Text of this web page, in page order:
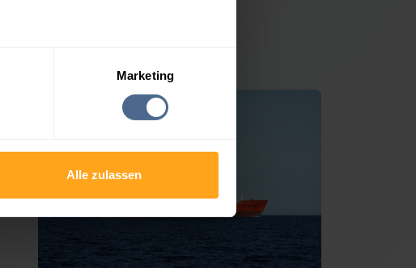
Marketing
Alle zulassen